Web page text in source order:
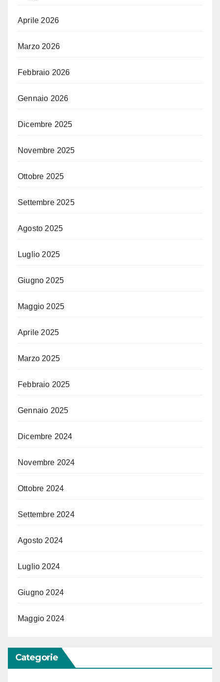
Aprile 2026
Marzo 2026
Febbraio 2026
Gennaio 2026
Dicembre 2025
Novembre 2025
Ottobre 2025
Settembre 2025
Agosto 2025
Luglio 2025
Giugno 2025
Maggio 2025
Aprile 2025
Marzo 2025
Febbraio 2025
Gennaio 2025
Dicembre 2024
Novembre 2024
Ottobre 2024
Settembre 2024
Agosto 2024
Luglio 2024
Giugno 2024
Maggio 2024
Categorie